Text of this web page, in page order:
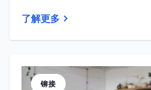
了解更多
铆接